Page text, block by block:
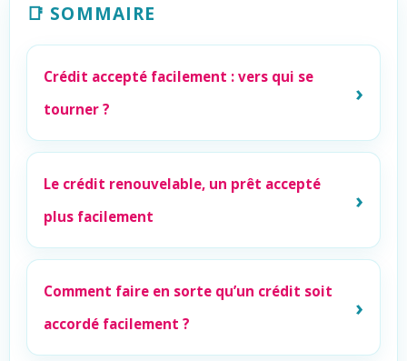
📑 SOMMAIRE
Crédit accepté facilement : vers qui se
tourner ?
Le crédit renouvelable, un prêt accepté
plus facilement
Comment faire en sorte qu’un crédit soit
accordé facilement ?